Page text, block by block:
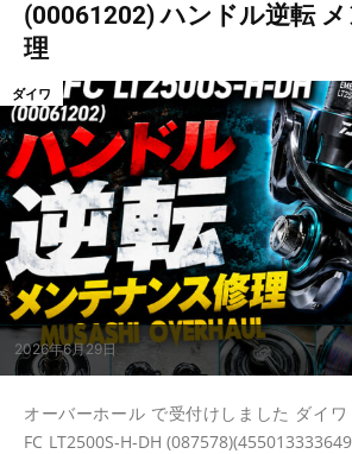
(00061202) ハンドル逆転
理
2026年6月29日
ダイワ
オーバーホール で受付けしました ダイ
FC LT2500S-H-DH